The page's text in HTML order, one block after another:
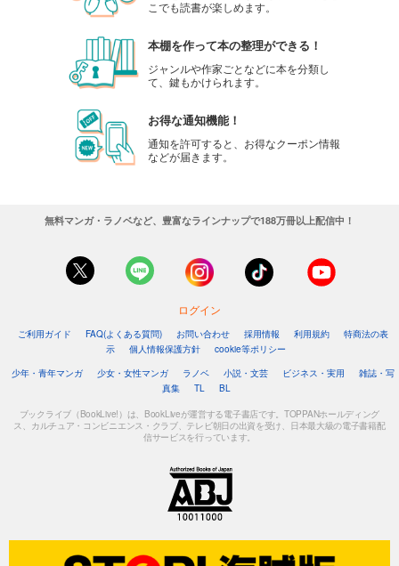
こでも読書が楽しめます。
本棚を作って本の整理ができる！
ジャンルや作家ごとなどに本を分類し
て、鍵もかけられます。
お得な通知機能！
通知を許可すると、お得なクーポン情報
などが届きます。
無料マンガ・ラノベなど、豊富なラインナップで188万冊以上配信中！
ログイン
ご利用ガイド FAQ(よくある質問) お問い合わせ 採用情報 利用規約
特商法の表
示
個人情報保護方針
cookie等ポリシー
少年・青年マンガ
少女・女性マンガ ラノベ 小説・文芸 ビジネス・実用
雑誌・写
真集
TL BL
ブックライブ（BookLive!）は、BookLiveが運営する電子書店です。TOPPANホールディング
ス、カルチュア・コンビニエンス・クラブ、テレビ朝日の出資を受け、日本最大級の電子書籍配
信サービスを行っています。